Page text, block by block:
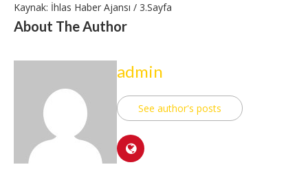
Kaynak: İhlas Haber Ajansı / 3.Sayfa
About The Author
admin
See author's posts